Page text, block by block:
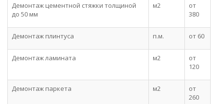
Демонтаж цементной стяжки толщиной
до 50 мм
м2
от
380
Демонтаж плинтуса п.м. от 60
Демонтаж ламината м2
от
120
Демонтаж паркета м2
от
260